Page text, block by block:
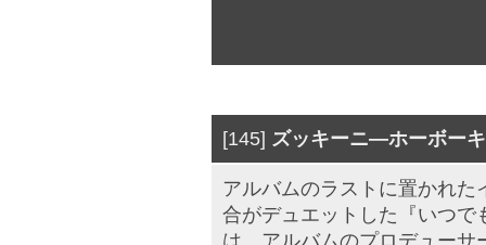
[145] ズッキーニ―ホーボー
アルバムのラストに置かれ
合がデュエットした『いつで
は、アルバムのプロデュー